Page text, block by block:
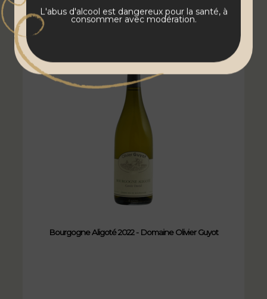
Bourgogne Aligoté 2022 - Domaine Olivier Guyot
L'abus d'alcool est dangereux pour la santé, à
consommer avec modération.